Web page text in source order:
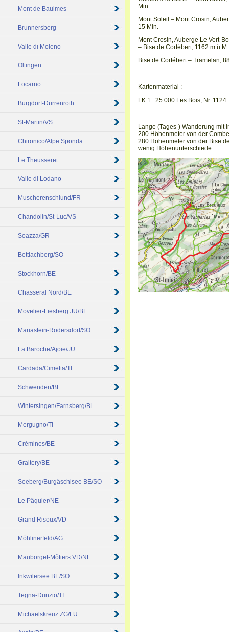
Mont de Baulmes
Brunnersberg
Valle di Moleno
Oltingen
Locarno
Burgdorf-Dürrenroth
St-Martin/VS
Chironico/Alpe Sponda
Le Theusseret
Valle di Lodano
Muscherenschlund/FR
Chandolin/St-Luc/VS
Soazza/GR
Bettlachberg/SO
Stockhorn/BE
Chasseral Nord/BE
Movelier-Liesberg JU/BL
Mariastein-Rodersdorf/SO
La Baroche/Ajoie/JU
Cardada/Cimetta/TI
Schwenden/BE
Wintersingen/Farnsberg/BL
Mergugno/TI
Crémines/BE
Graitery/BE
Seeberg/Burgäschisee BE/SO
Le Pâquier/NE
Grand Risoux/VD
Möhlinerfeld/AG
Mauborget-Môtiers VD/NE
Inkwilersee BE/SO
Tegna-Dunzio/TI
Michaelskreuz ZG/LU
Min.
Mont Soleil – Mont Crosin,
15 Min.
Mont Crosin, Auberge Le Vert-
– Bise de Cortébert, 1162 m
Bise de Cortébert – Tramelan,
Kartenmaterial :
LK 1 : 25 000 Les Bois, Nr.
Lange (Tages-) Wanderung mit
200 Höhenmeter von der
280 Höhenmeter von der Bise
wenig Höhenunterschiede.